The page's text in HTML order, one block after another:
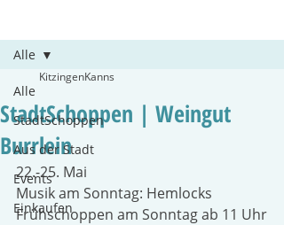
Alle
StadtSchoppen
Aus der Stadt
Events
Einkaufen
Alle
StadtSchoppen | Weingut
Burrlein
KitzingenKanns
22.-25. Mai
Musik am Sonntag: Hemlocks
Frühschoppen am Sonntag ab 11 Uhr